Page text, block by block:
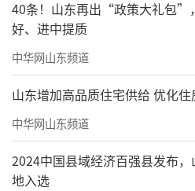
40条！山东再出“政策大礼包”
好、进中提质
中华网山东频道
山东增加高品质住宅供给 优化
中华网山东频道
2024中国县域经济百强县发布，
地入选